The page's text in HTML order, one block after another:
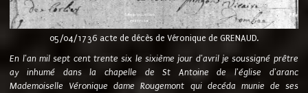
05/04/1736 acte de décès de Véronique de GRENAUD.
En l'an mil sept cent trente six le sixième jour d'avril je soussigné prêtre
ay inhumé dans la chapelle de St Antoine de l'église d'aranc
Mademoiselle Véronique dame Rougemont qui decéda munie de ses